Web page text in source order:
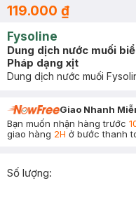
119.000 ₫
Fysoline
Dung dịch nước muối
Pháp dạng xịt
Dung dịch nước muối
Giao Nhanh
Bạn muốn nhận hàng trước
giao hàng 2H ở bước thanh
Số lượng: